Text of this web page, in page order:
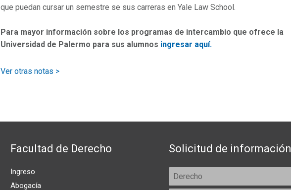
que puedan cursar un semestre se sus carreras en Yale Law School.
Para mayor información sobre los programas de intercambio que ofrece la
Universidad de Palermo para sus alumnos ingresar aquí.
Ver otras notas >
Facultad de Derecho
Ingreso
Abogacía
Solicitud de información